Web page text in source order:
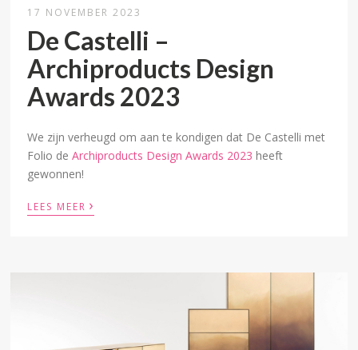
17 NOVEMBER 2023
De Castelli –
Archiproducts Design
Awards 2023
We zijn verheugd om aan te kondigen dat De Castelli met
Folio deArchiproducts Design Awards 2023 heeft
gewonnen!
LEES MEER ›